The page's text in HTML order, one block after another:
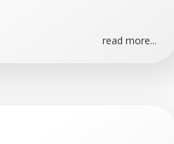
read more...